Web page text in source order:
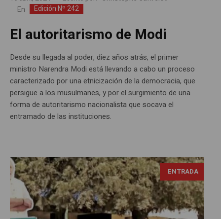
En Edición Nº 242
El autoritarismo de Modi
Desde su llegada al poder, diez años atrás, el primer
ministro Narendra Modi está llevando a cabo un proceso
caracterizado por una etnicización de la democracia, que
persigue a los musulmanes, y por el surgimiento de una
forma de autoritarismo nacionalista que socava el
entramado de las instituciones.
ENTRADA